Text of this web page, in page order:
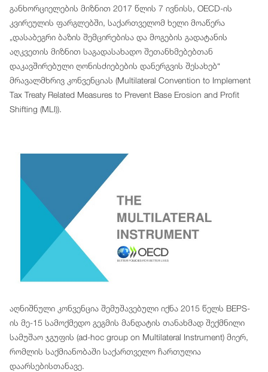
განხორციელების მიზნით 2017 წლის 7 ივნისს, OECD-ის
კვირეულის ფარგლებში, საქართველომ ხელი მოაწერა
„დასაბეგრი ბაზის შემცირებისა და მოგების გადატანის
აღკვეთის მიზნით საგადასახადო შეთანხმებებთან
დაკავშირებული ღონისძიებების დანერგვის შესახებ“
მრავალმხრივ კონვენციას (Multilateral Convention to Implement
Tax Treaty Related Measures to Prevent Base Erosion and Profit
Shifting (MLI)).
აღნიშნული კონვენცია შემუშავებული იქნა 2015 წელს BEPS-
ის მე-15 სამოქმედო გეგმის მანდატის თანახმად შექმნილი
სამუშაო ჯგუფის (ad-hoc group on Multilateral Instrument) მიერ,
რომლის საქმიანობაში საქართველო ჩართულია
დაარსებისთანავე.